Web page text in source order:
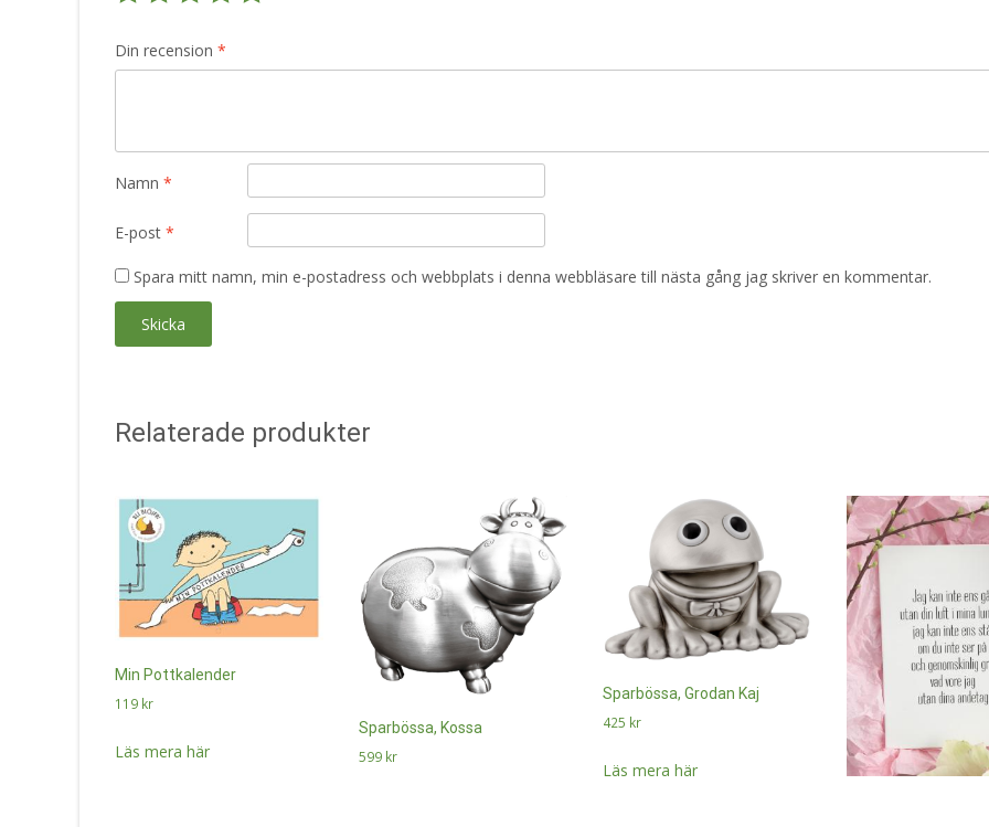
Din recension *
Namn *
E-post *
Spara mitt namn, min e-postadress och webbplats i denna webbläsare till nästa gång jag skriver en kommentar.
Relaterade produkter
Min Pottkalender
119 kr
Läs mera här
Sparbössa, Kossa
599 kr
Sparbössa, Grodan Kaj
425 kr
Läs mera här